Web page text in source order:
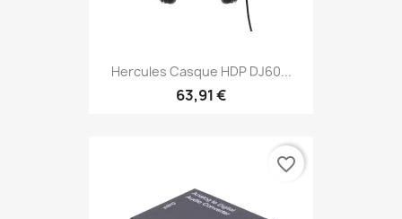
Hercules Casque HDP DJ60...
63,91 €
favorite_border